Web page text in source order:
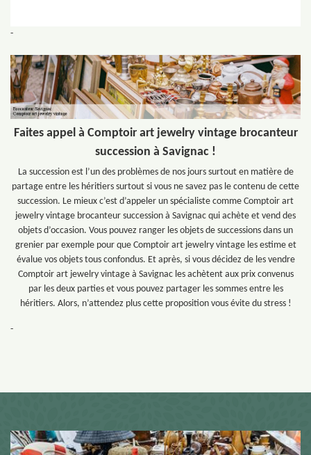
-
Faites appel à Comptoir art jewelry vintage brocanteur
succession à Savignac !
La succession est l’un des problèmes de nos jours surtout en matière de
partage entre les héritiers surtout si vous ne savez pas le contenu de cette
succession. Le mieux c’est d’appeler un spécialiste comme Comptoir art
jewelry vintage brocanteur succession à Savignac qui achète et vend des
objets d’occasion. Vous pouvez ranger les objets de successions dans un
grenier par exemple pour que Comptoir art jewelry vintage les estime et
évalue vos objets tous confondus. Et après, si vous décidez de les vendre
Comptoir art jewelry vintage à Savignac les achètent aux prix convenus
par les deux parties et vous pouvez partager les sommes entre les
héritiers. Alors, n’attendez plus cette proposition vous évite du stress !
-